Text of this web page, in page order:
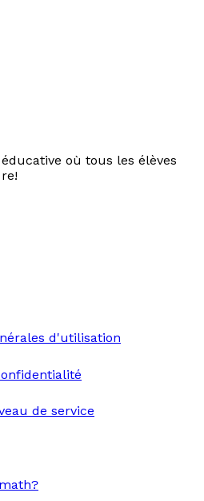
où tous les élèves
d'utilisation
de service